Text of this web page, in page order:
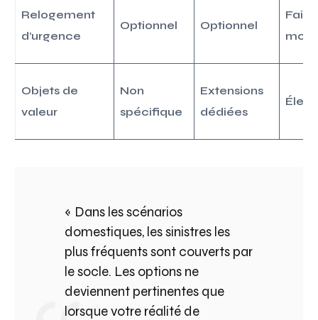
Relogement
d’urgence
Optionnel Optionnel
Objets de
valeur
Non
spécifique
Extensions
dédiées
Élevé
« Dans les scénarios
domestiques, les sinistres les
plus fréquents sont couverts par
le socle. Les options ne
deviennent pertinentes que
lorsque votre réalité de